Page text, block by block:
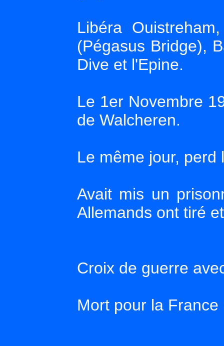
Libéra
(Pégasus Bridge),
Dive et l'Epine.
Le 1er Novembre
de Walcheren.
Le même jour, perd
Avait mis un
Allemands ont tiré
Croix de guerre
Mort pour la France